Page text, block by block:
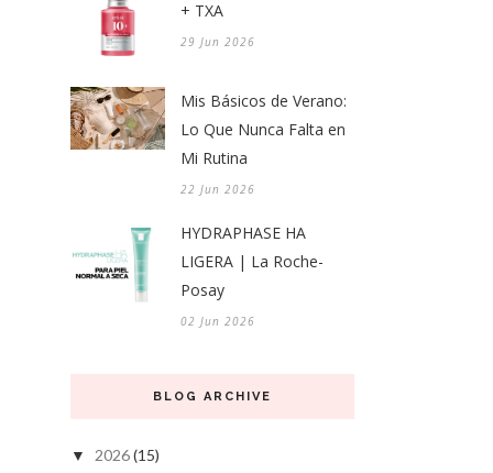
+ TXA
29 Jun 2026
Mis Básicos de Verano:
Lo Que Nunca Falta en
Mi Rutina
22 Jun 2026
HYDRAPHASE HA
LIGERA | La Roche-
Posay
02 Jun 2026
BLOG ARCHIVE
▼ 2026(15)